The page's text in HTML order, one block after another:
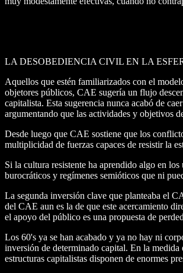
LA DESOBEDIENCIA CIVIL EN LA
Aquellos que estén familiarizados con el
objetores públicos, CAE sugería un flujo
capitalista. Esta sugerencia nunca acabó de
argumentando que las actividades y objetivos
Desde luego que CAE sostiene que los
multiplicidad de fuerzas capaces de resistir la
Si la cultura resistente ha aprendido algo en
burocráticos y regímenes semióticos que ni
La segunda inversión clave que planteaba el
del CAE aun es la de que este acercamiento
el apoyo del público es una propuesta de
Los 60's ya se han acabado y ya no hay ni
inversión de determinado capital. En la medida
estructuras capitalistas disponen de enormes